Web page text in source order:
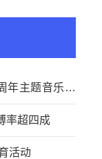
年主题音乐党
率超四成
活动